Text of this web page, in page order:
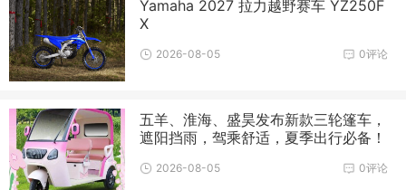
Yamaha 2027 拉力越野赛车 YZ250F
X
0评论
2026-08-05
五羊、淮海、盛昊发布新款三轮篷车，
遮阳挡雨，驾乘舒适，夏季出行必备！
0评论
2026-08-05